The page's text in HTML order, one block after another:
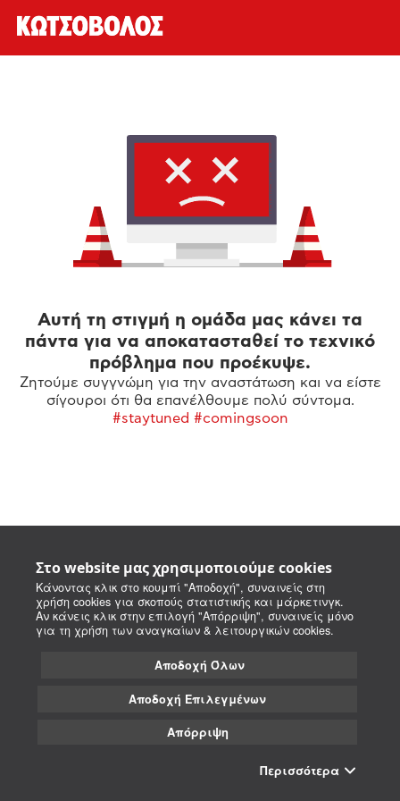
Στο website μας χρησιμοποιούμε cookies
Κάνοντας κλικ στο κουμπί "Αποδοχή", συναινείς στη
χρήση cookies για σκοπούς στατιστικής και μάρκετινγκ.
Αν κάνεις κλικ στην επιλογή "Απόρριψη", συναινείς μόνο
για τη χρήση των αναγκαίων & λειτουργικών cookies.
Αποδοχή Όλων
Αποδοχή Επιλεγμένων
Απόρριψη
Περισσότερα
Αυτή τη στιγμή η ομάδα μας κάνει τα
πάντα για να αποκατασταθεί το τεχνικό
πρόβλημα που προέκυψε.
Ζητούμε συγγνώμη για την αναστάτωση και να είστε
σίγουροι ότι θα επανέλθουμε πολύ σύντομα.
#staytuned #comingsoon